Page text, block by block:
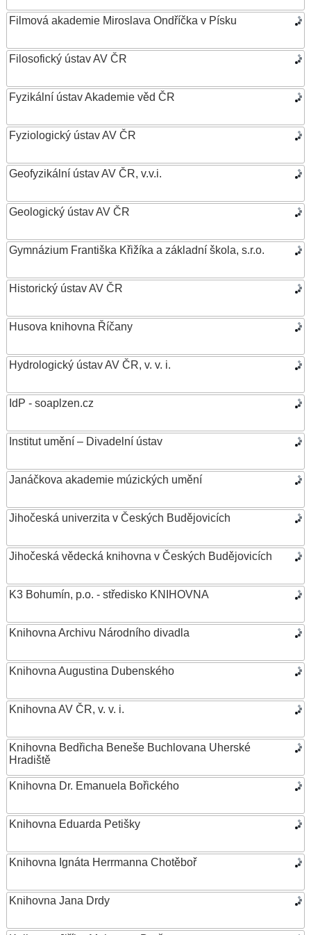
Filmová akademie Miroslava Ondříčka v Písku
Filosofický ústav AV ČR
Fyzikální ústav Akademie věd ČR
Fyziologický ústav AV ČR
Geofyzikální ústav AV ČR, v.v.i.
Geologický ústav AV ČR
Gymnázium Františka Křižíka a základní škola, s.r.o.
Historický ústav AV ČR
Husova knihovna Říčany
Hydrologický ústav AV ČR, v. v. i.
IdP - soaplzen.cz
Institut umění – Divadelní ústav
Janáčkova akademie múzických umění
Jihočeská univerzita v Českých Budějovicích
Jihočeská vědecká knihovna v Českých Budějovicích
K3 Bohumín, p.o. - středisko KNIHOVNA
Knihovna Archivu Národního divadla
Knihovna Augustina Dubenského
Knihovna AV ČR, v. v. i.
Knihovna Bedřicha Beneše Buchlovana Uherské
Hradiště
Knihovna Dr. Emanuela Bořického
Knihovna Eduarda Petišky
Knihovna Ignáta Herrmanna Chotěboř
Knihovna Jana Drdy